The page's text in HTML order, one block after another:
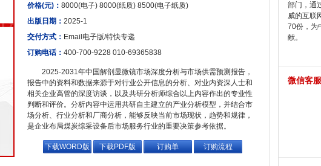
价格(元)： 8000(电子) 8000(纸质) 8500(电子纸质)
出版日期： 2025-1
交付方式： Email电子版/特快专递
订购电话： 400-700-9228 010-69365838
2025-2031年中国解剖显微镜市场深度分析与市场供需预测报告，
报告中的资料和数据来源于对行业公开信息的分析、对业内资深人士和
相关企业高管的深度访谈，以及共研分析师综合以上内容作出的专业性
判断和评价。分析内容中运用共研自主建立的产业分析模型，并结合市
场分析、行业分析和厂商分析，能够反映当前市场现状，趋势和规律，
是企业布局煤炭综采设备后市场服务行业的重要决策参考依据。
下载WORD版 下载PDF版 订购单 订购流程
部门，通
威的互联
70份，为
献。
微信客服